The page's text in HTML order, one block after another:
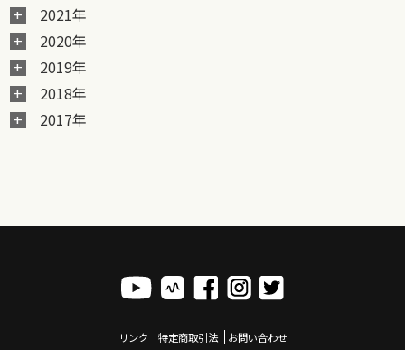
2021年
2020年
2019年
2018年
2017年
リンク 特定商取引法 お問い合わせ